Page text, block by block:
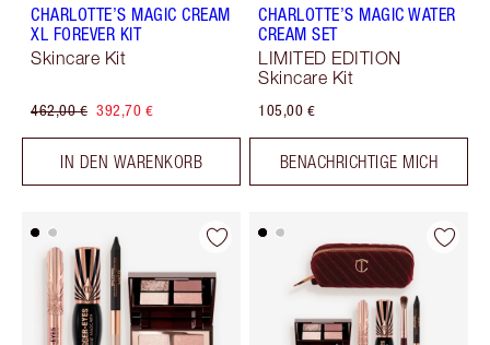
CHARLOTTE’S MAGIC CREAM
XL FOREVER KIT
Skincare Kit
462,00 € 392,70 €
IN DEN WARENKORB
CHARLOTTE’S MAGIC WATER
CREAM SET
LIMITED EDITION
Skincare Kit
105,00 €
BENACHRICHTIGE MICH